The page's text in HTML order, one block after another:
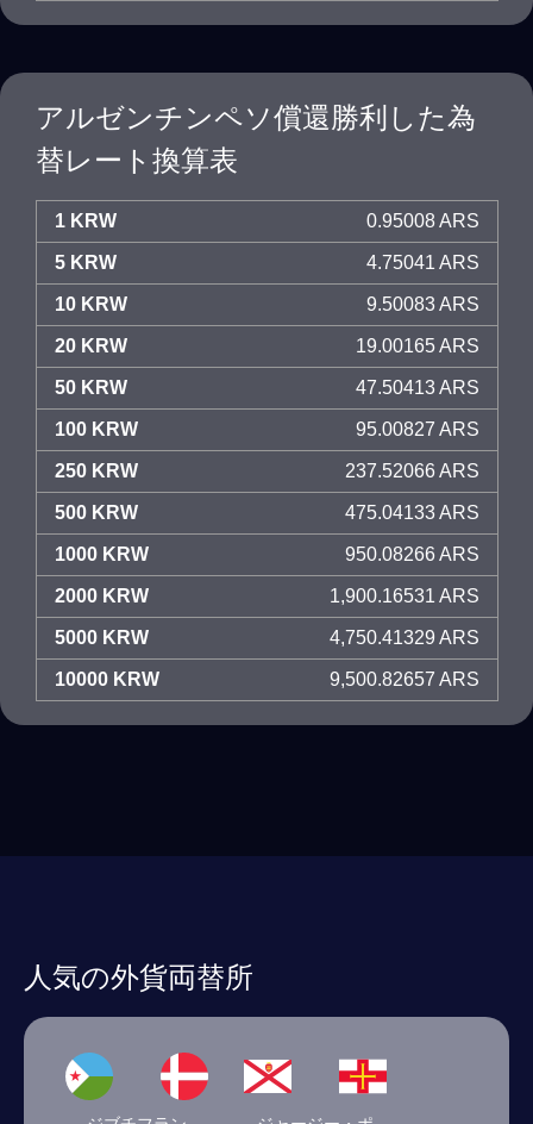
アルゼンチンペソ償還勝利した為
替レート換算表
1 KRW 0.95008 ARS
5 KRW 4.75041 ARS
10 KRW 9.50083 ARS
20 KRW 19.00165 ARS
50 KRW 47.50413 ARS
100 KRW 95.00827 ARS
250 KRW 237.52066 ARS
500 KRW 475.04133 ARS
1000 KRW 950.08266 ARS
2000 KRW 1,900.16531 ARS
5000 KRW 4,750.41329 ARS
10000 KRW 9,500.82657 ARS
人気の外貨両替所